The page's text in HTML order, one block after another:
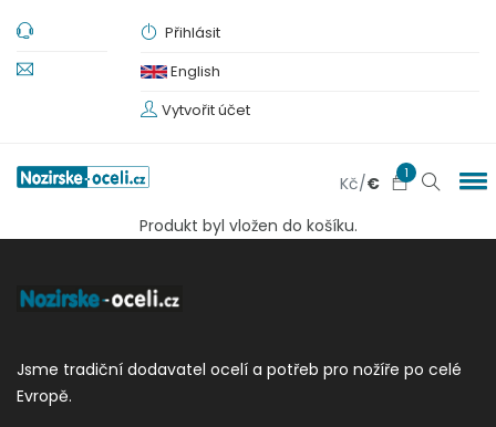
Přihlásit
English
Vytvořit účet
Kč/€ 1
Produkt byl vložen do košíku.
Jsme tradiční dodavatel ocelí a potřeb pro nožíře po celé
Evropě.